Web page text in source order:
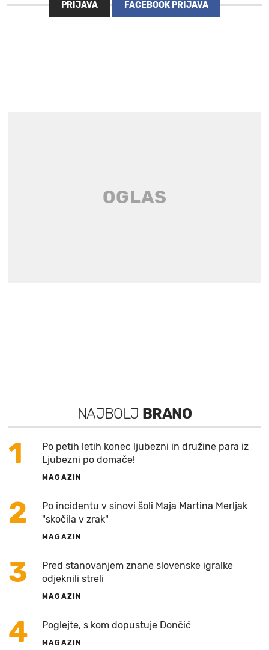
PRIJAVA FACEBOOK PRIJAVA
NAJBOLJ BRANO
1
Po petih letih konec ljubezni in družine para iz
Ljubezni po domače!
MAGAZIN
2
Po incidentu v sinovi šoli Maja Martina Merljak
"skočila v zrak"
MAGAZIN
3
Pred stanovanjem znane slovenske igralke
odjeknili streli
MAGAZIN
4 Poglejte, s kom dopustuje Dončić
MAGAZIN